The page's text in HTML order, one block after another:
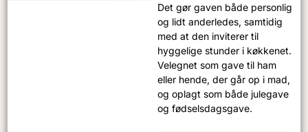
Det gør gaven både personlig
og lidt anderledes, samtidig
med at den inviterer til
hyggelige stunder i køkkenet.
Velegnet som gave til ham
eller hende, der går op i mad,
og oplagt som både julegave
og fødselsdagsgave.